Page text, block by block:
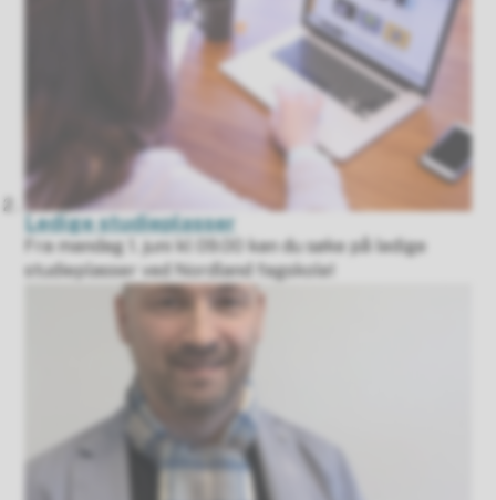
Ledige studieplasser
Fra mandag 1. juni kl 09.00 kan du søke på ledige
studieplasser ved Nordland fagskole!